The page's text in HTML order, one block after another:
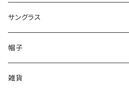
サングラス
帽子
雑貨